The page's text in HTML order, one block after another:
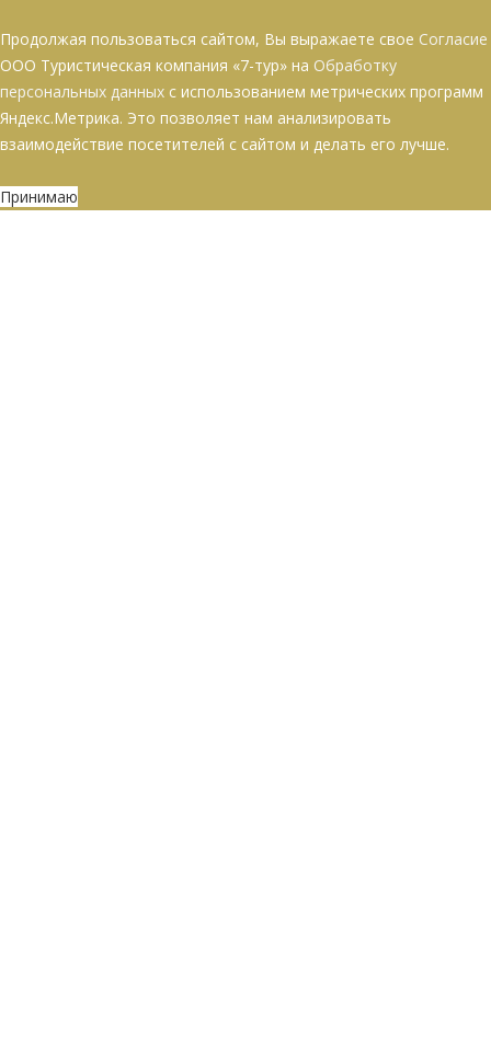
Продолжая пользоваться сайтом, Вы выражаете свое Согласие
ООО Туристическая компания «7-тур» на Обработку
персональных данных с использованием метрических программ
Яндекс.Метрика. Это позволяет нам анализировать
взаимодействие посетителей с сайтом и делать его лучше.
Принимаю